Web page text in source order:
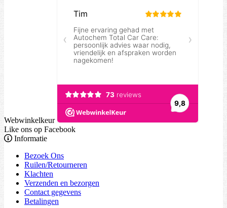
Webwinkelkeur
Like ons op Facebook
Informatie
Bezoek Ons
Ruilen/Retourneren
Klachten
Verzenden en bezorgen
Contact gegevens
Betalingen